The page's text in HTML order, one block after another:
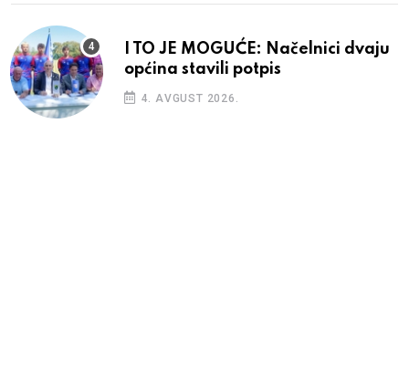
I TO JE MOGUĆE: Načelnici dvaju
općina stavili potpis
4. AVGUST 2026.